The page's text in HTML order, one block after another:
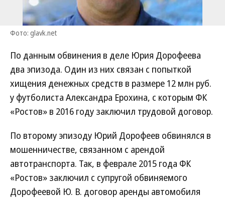
Фото: glavk.net
По данным обвинения в деле Юрия Дорофеева
два эпизода. Один из них связан с попыткой
хищения денежных средств в размере 12 млн руб.
у футболиста Александра Ерохина, с которым ФК
«Ростов» в 2016 году заключил трудовой договор.
По второму эпизоду Юрий Дорофеев обвинялся в
мошенничестве, связанном с арендой
автотранспорта. Так, в феврале 2015 года ФК
«Ростов» заключил с супругой обвиняемого
Дорофеевой Ю. В. договор аренды автомобиля